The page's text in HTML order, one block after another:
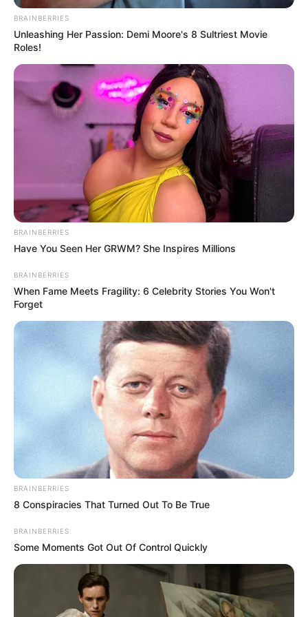
BRAINBERRIES
Unleashing Her Passion: Demi Moore's 8 Sultriest Movie
Roles!
BRAINBERRIES
Have You Seen Her GRWM? She Inspires Millions
BRAINBERRIES
When Fame Meets Fragility: 6 Celebrity Stories You Won't
Forget
BRAINBERRIES
8 Conspiracies That Turned Out To Be True
BRAINBERRIES
Some Moments Got Out Of Control Quickly